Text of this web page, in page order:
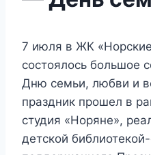
7 июля в ЖК
состоялось большое
Дню семьи, любви и
праздник прошел в
студия «Норяне»,
детской